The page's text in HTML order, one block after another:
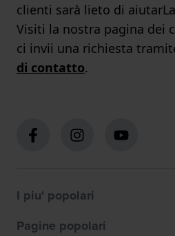
clienti sarà lieto di
Visiti la nostra pagina dei
ci invii una richiesta
di contatto.
I piu' popolari
Pagine popolari